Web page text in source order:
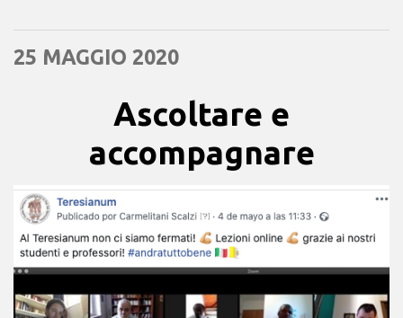
25 MAGGIO 2020
Ascoltare e
accompagnare